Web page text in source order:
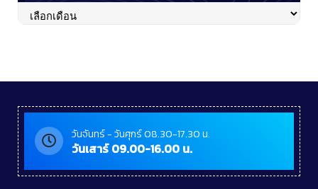
คลัง
วันจันทร์ - วันศุกร์ 08.30-17.30 น.
วันเสาร์ 09.00-16.00 น.